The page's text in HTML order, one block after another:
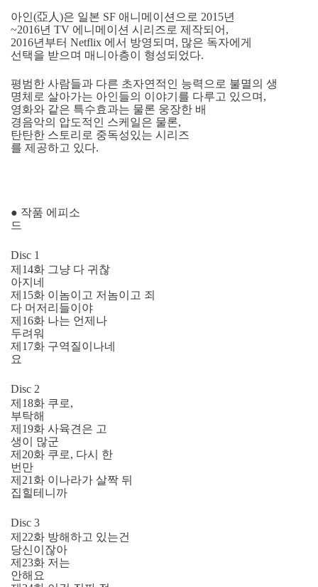
아인(亞人)은 일본 SF 애니메이션으로 2015년
~2016년 TV 에니메이션 시리즈로 제작되어,
2016년부터 Netflix 에서 방영되며, 많은 독자에게
선택을 받으며 매니아층이 형성되었다.
평범한 사람들과 다른 초자연적인 능력으로 불멸의 생
명체로 살아가는 아인들의 이야기를 다루고 있으며,
영화와 같은 특수효과는 물론 웅장한 배
경음악의 압도적인 스케일은 물론,
탄탄한 스토리로 중독성있는 시리즈
를 제공하고 있다.
● 작품 에피소
드
Disc 1
제14화 그냥 다 귀찮
아지네
제15화 이놈이고 저놈이고 죄
다 머저리들이야
제16화 나는 언제나
두려워
제17화 구역질이나네
요
Disc 2
제18화 쿠로,
부탁해
제19화 사육견은 고
생이 많군
제20화 쿠로, 다시 한
번만
제21화 이나라가 살짝 뒤
집힐테니까
Disc 3
제22화 방해하고 있는건
당신이잖아
제23화 저는
안해요